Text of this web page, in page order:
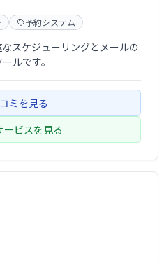
予約システム
スケジューリングとメールの
ルです。
ミを見る
ービスを見る